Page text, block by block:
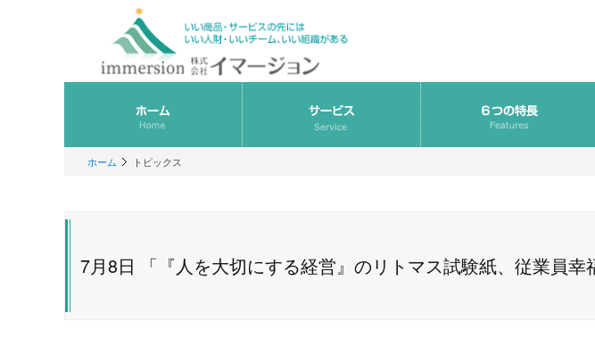
ホーム トピックス
7月8日 「『人を大切にする経営』のリトマス試験紙、従業員